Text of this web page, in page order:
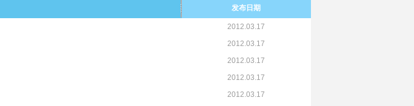
发布日期
2012.03.17
2012.03.17
2012.03.17
2012.03.17
2012.03.17